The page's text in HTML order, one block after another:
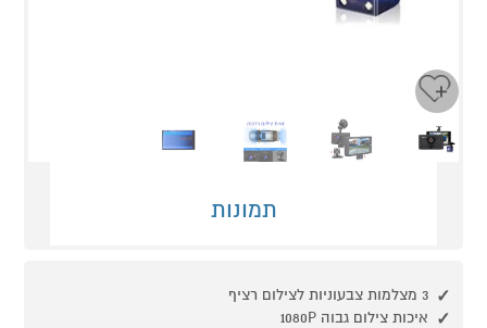
תמונות
3 מצלמות צבעוניות לצילום רציף
איכות צילום גבוה 1080P